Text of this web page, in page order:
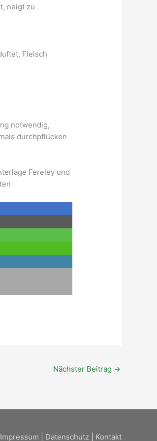
neigt zu
Fleisch
notwendig,
durchpflücken
Fereley und
Nächster Beitrag →
Impressum Datenschutz Kontakt